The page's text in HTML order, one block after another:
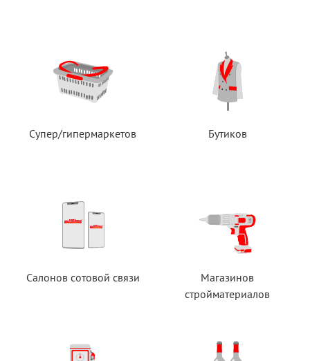
Супер/гипермаркетов Бутиков
Салонов сотовой связи
Магазинов
стройматериалов